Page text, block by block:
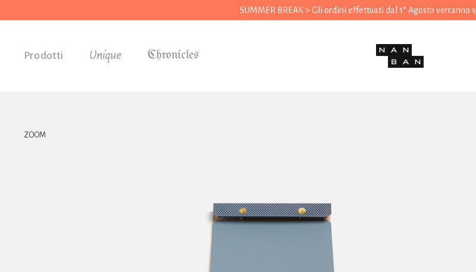
SUMMER BREAK > Gli ordini effettuati dal 1° Agosto verranno
Prodotti Unique
ZOOM